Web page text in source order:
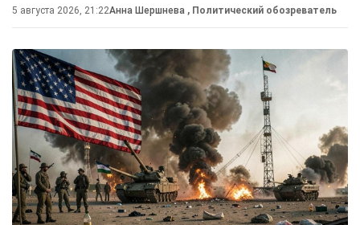
5 августа 2026, 21:22Анна Шершнева , Политический обозреватель